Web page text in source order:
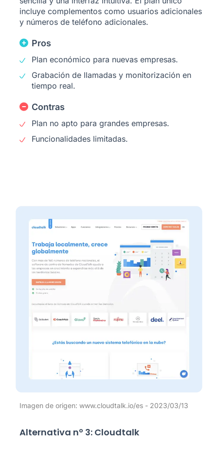
incluye complementos como usuarios adicionales
y números de teléfono adicionales.
Pros
Plan económico para nuevas empresas.
Grabación de llamadas y monitorización en
tiempo real.
Contras
Plan no apto para grandes empresas.
Funcionalidades limitadas.
Alternativa nº 3: Cloudtalk
Imagen de origen: www.cloudtalk.io/es - 2023/03/13